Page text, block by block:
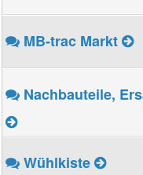
MB-trac Markt
Nachbauteile,
Wühlkiste